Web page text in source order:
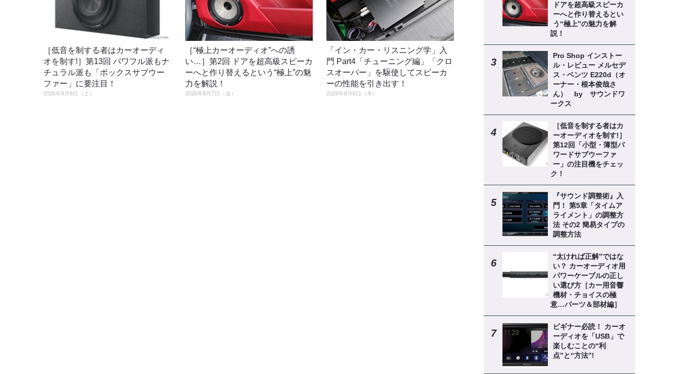
［低音を制する者はカーオーディ
オを制す!］第13回 パワフル派もナ
チュラル派も「ボックスサブウー
ファー」に要注目！
2026年8月8日（土）
［“極上カーオーディオ”への誘
い…］第2回 ドアを超高級スピーカ
ーへと作り替えるという“極上”の魅
力を解説！
2026年8月7日（金）
「イン・カー・リスニング学」入
門 Part4「チューニング編」「クロ
スオーバー」を駆使してスピーカ
ーの性能を引き出す！
2026年8月6日（木）
ドアを超高級スピーカ
ーへと作り替えるとい
う“極上”の魅力を解
説！
Pro Shop インストー
ル・レビュー メルセデ
ス・ベンツ E220d（オ
ーナー・根本俊哉さ
ん） by サウンドワ
ークス
［低音を制する者はカ
ーオーディオを制す!］
第12回「小型・薄型パ
ワードサブウーファ
ー」の注目機をチェッ
ク！
『サウンド調整術』入
門！ 第5章「タイムア
ライメント」の調整方
法 その2 簡易タイプの
調整方法
“太ければ正解”ではな
い？ カーオーディオ用
パワーケーブルの正し
い選び方［カー用音響
機材・チョイスの極
意…パーツ＆部材編］
ビギナー必読！ カーオ
ーディオを「USB」で
楽しむことの“利
点”と“方法”!